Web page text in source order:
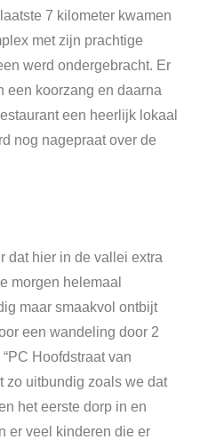
7 kilometer kwamen
met zijn prachtige
werd ondergebracht. Er
een koorzang en daarna
een heerlijk lokaal
nog nagepraat over de
dat hier in de vallei extra
morgen helemaal
maar smaakvol ontbijt
een wandeling door 2
Hoofdstraat van
zo uitbundig zoals we dat
het eerste dorp in en
er veel kinderen die er